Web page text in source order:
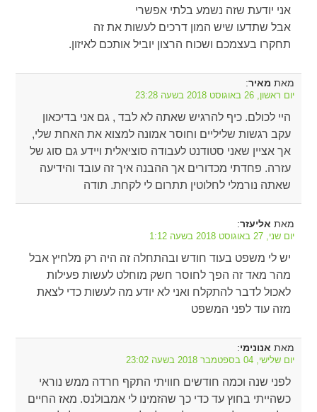
אני יודעת שזה נשמע בלתי אפשרי
אבל שתדעו שיש המון דרכים לעשות את זה
תחקרו בעצמכם ושכוח הרצון יוביל אותכם לאיזון.
מאת מאיר:
יום ראשון, 26 באוגוסט 2018 בשעה 23:28
היי לכולם. כיף להרגיש שאתה לא לבד , גם אני בדיכאון
עקב רגשות שליליים וחוסר אמונה למצוא את האחת שלי,
אך אציין שאני סטודנט לעבודה סוציאלית ויידע גם סוג של
עזרה. פחדתי מכדורים אך ההבנה איך זה עובד והידיעה
שאתה נורמלי לחלוטין תתרום לי לקחת. תודה
מאת אליעזר:
יום שני, 27 באוגוסט 2018 בשעה 1:12
יש לי משפט בעוד חודש ובהתחלה זה היה רק מלחיץ אבל
מהר מאד זה הפך לחוסר חשק מוחלט לעשות פעילות
לאכול לדבר להתקלח ואני לא יודע מה לעשות כדי לצאת
מזה עוד לפני המשפט
מאת אנונימי:
יום שלישי, 04 בספטמבר 2018 בשעה 23:02
לפני שנה וכמה חודשים חוויתי התקף חרדה ממש נוראי
כשהייתי בחוץ עד כדי כך שהזמינו לי אמבולנס. מאז החיים